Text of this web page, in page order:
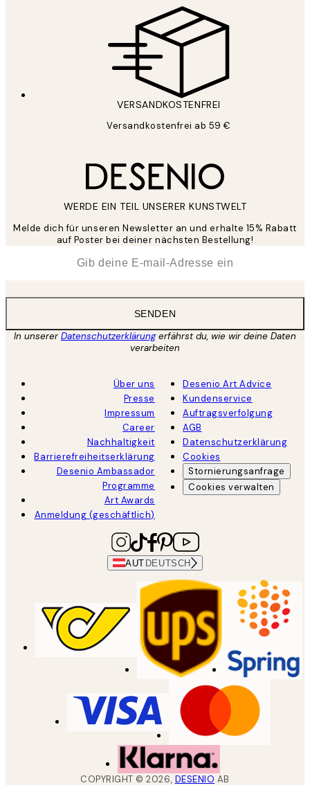
VERSANDKOSTENFREI
Versandkostenfrei ab 59 €
WERDE EIN TEIL UNSERER KUNSTWELT
Melde dich für unseren Newsletter an und erhalte 15% Rabatt
auf Poster bei deiner nächsten Bestellung!
SENDEN
In unsererDatenschutzerklärungerfährst du, wie wir deine Daten
verarbeiten
Über uns
Presse
Impressum
Career
Nachhaltigkeit
Barrierefreiheitserklärung
Desenio Ambassador
Programme
Art Awards
Anmeldung (geschäftlich)
Desenio Art Advice
Kundenservice
Auftragsverfolgung
AGB
Datenschutzerklärung
Cookies
Stornierungsanfrage
Cookies verwalten
AUT DEUTSCH
COPYRIGHT ©2026, DESENIO AB